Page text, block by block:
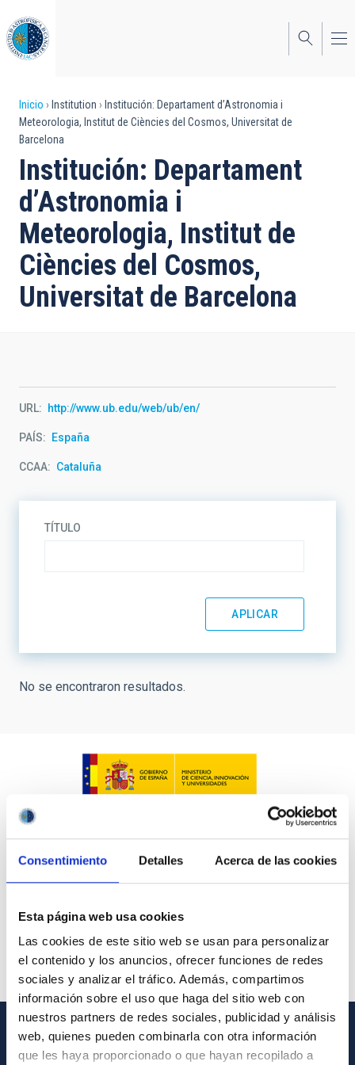
Consentimiento Detalles Acerca de las cookies
Esta página web usa cookies
Las cookies de este sitio web se usan para personalizar
el contenido y los anuncios, ofrecer funciones de redes
sociales y analizar el tráfico. Además, compartimos
información sobre el uso que haga del sitio web con
nuestros partners de redes sociales, publicidad y análisis
web, quienes pueden combinarla con otra información
que les haya proporcionado o que hayan recopilado a
al
contenido
principal
Sobrescribir
enlaces
de
ayuda
a
la
navegación
Inicio Institution
Institución: Departament d’Astronomia i
Meteorologia, Institut de Ciències del Cosmos, Universitat de
Barcelona
Institución: Departament
d’Astronomia i
Meteorologia, Institut de
Ciències del Cosmos,
Universitat de Barcelona
URL http://www.ub.edu/web/ub/en/
PAÍS España
CCAA Cataluña
TÍTULO
No se encontraron resultados.
INFORMACIÓN GENERAL